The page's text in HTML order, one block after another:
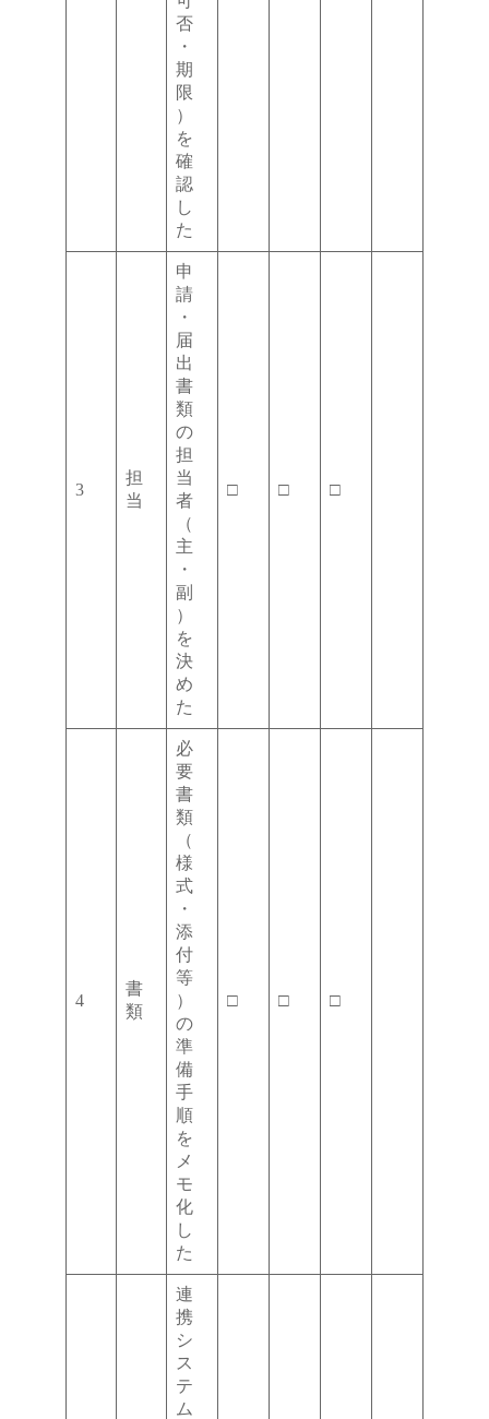
否
・
期
限
）
を
確
認
し
た
3
担
当
申
請
・
届
出
書
類
の
担
当
者
（
主
・
副
）
を
決
め
た
□ □ □
4
書
類
必
要
書
類
（
様
式
・
添
付
等
）
の
準
備
手
順
を
メ
モ
化
し
た
□ □ □
連
携
シ
ス
テ
ム